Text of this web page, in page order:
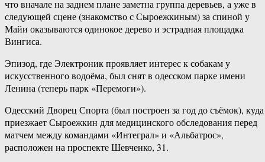
что вначале на заднем плане заметна группа деревьев, а уже в
следующей сцене (знакомство с Сыроежкиным) за спиной у
Майи оказываются одинокое дерево и эстрадная площадка
Вингиса.
Эпизод, где Электроник проявляет интерес к собакам у
искусственного водоёма, был снят в одесском парке имени
Ленина (теперь парк «Перемоги»).
Одесский Дворец Спорта (был построен за год до съёмок), куда
приезжает Сыроежкин для медицинского обследования перед
матчем между командами «Интеграл» и «Альбатрос»,
расположен на проспекте Шевченко, 31.